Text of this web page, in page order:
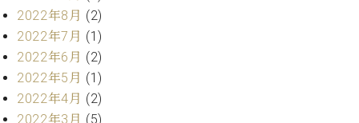
デ
ン
ス
ア
ッ
プ
ビ
音
楽
教
室
ピ
2022年8月 (2)
2022年7月 (1)
2022年6月 (2)
2022年5月 (1)
2022年4月 (2)
2022年3月 (5)